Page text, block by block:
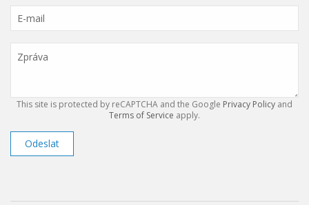
This site is protected by reCAPTCHA and the Google Privacy Policy and
Terms of Service apply.
Odeslat